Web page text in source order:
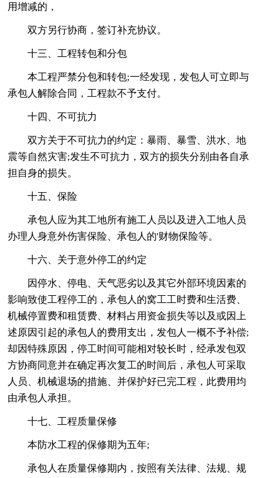
用增减的，
双方另行协商，签订补充协议。
十三、工程转包和分包
本工程严禁分包和转包;一经发现，发包人可立即与
承包人解除合同，工程款不予支付。
十四、不可抗力
双方关于不可抗力的约定：暴雨、暴雪、洪水、地
震等自然灾害;发生不可抗力，双方的损失分别由各自承
担自身的损失。
十五、保险
承包人应为其工地所有施工人员以及进入工地人员
办理人身意外伤害保险、承包人的'财物保险等。
十六、关于意外停工的约定
因停水、停电、天气恶劣以及其它外部环境因素的
影响致使工程停工的，承包人的窝工工时费和生活费、
机械停置费和租赁费、材料占用资金损失等以及或因上
述原因引起的承包人的费用支出，发包人一概不予补偿;
却因特殊原因，停工时间可能相对较长时，经承发包双
方协商同意并在确定再次复工的时间后，承包人可采取
人员、机械退场的措施、并保护好已完工程，此费用均
由承包人承担。
十七、工程质量保修
本防水工程的保修期为五年;
承包人在质量保修期内，按照有关法律、法规、规